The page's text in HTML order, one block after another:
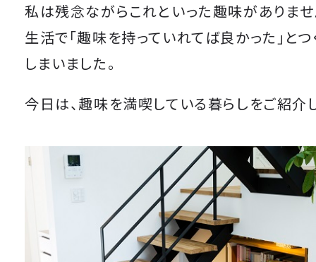
私は残念ながらこれといった趣味がありませ
生活で「趣味を持っていれてば良かった」とつ
しまいました。
今日は、趣味を満喫している暮らしをご紹介